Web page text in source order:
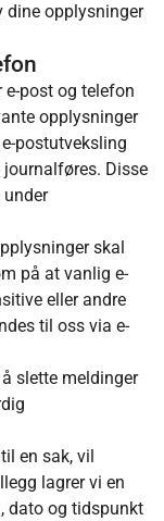
dine opplysninger
e-post og telefon
opplysninger
postutveksling
Disse
under
skal
på at vanlig e-
eller andre
til oss via e-
slette meldinger
en sak, vil
lagrer vi en
dato og tidspunkt